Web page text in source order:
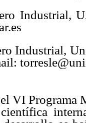
Industrial,
Industrial,
VI Programa